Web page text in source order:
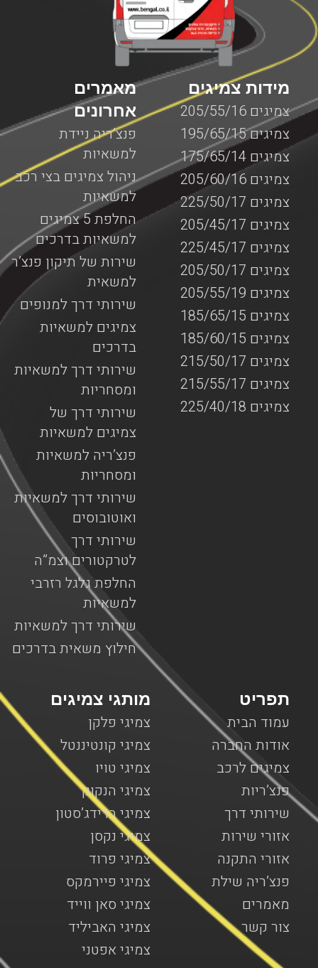
מאמרים
אחרונים
פנצ’ריה ניידת
למשאיות
ניהול צמיגים בצי רכב
למשאיות
החלפת 5 צמיגים
למשאיות בדרכים
שירות של תיקון פנצ’ר
למשאית
שירותי דרך למנופים
צמיגים למשאיות
בדרכים
שירותי דרך למשאיות
ומסחריות
שירותי דרך של
צמיגים למשאיות
פנצ’ריה למשאיות
ומסחריות
שירותי דרך למשאיות
ואוטובוסים
שירותי דרך
לטרקטורים וצמ”ה
החלפת גלגל רזרבי
למשאיות
שירותי דרך למשאיות
חילוץ משאית בדרכים
מידות צמיגים
צמיגים 205/55/16
צמיגים 195/65/15
צמיגים 175/65/14
צמיגים 205/60/16
צמיגים 225/50/17
צמיגים 205/45/17
צמיגים 225/45/17
צמיגים 205/50/17
צמיגים 205/55/19
צמיגים 185/65/15
צמיגים 185/60/15
צמיגים 215/50/17
צמיגים 215/55/17
צמיגים 225/40/18
מותגי צמיגים
צמיגי פלקן
צמיגי קונטיננטל
צמיגי טויו
צמיגי הנקוק
צמיגי ברידג’סטון
צמיגי נקסן
צמיגי פרוד
צמיגי פיירמקס
צמיגי סאן ווייד
צמיגי האביליד
צמיגי אפטני
תפריט
עמוד הבית
אודות החברה
צמיגים לרכב
פנצ’ריות
שירותי דרך
אזורי שירות
אזורי התקנה
פנצ’ריה שילת
מאמרים
צור קשר